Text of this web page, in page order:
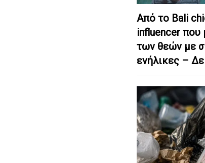
Από το Bali
influencer που
των θεών με
ενήλικες –